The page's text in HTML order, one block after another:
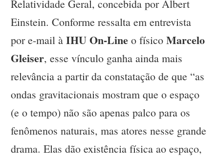
Relatividade Geral, concebida por Albert
Einstein. Conforme ressalta em entrevista
por e-mail àIHU On-Line o físicoMarcelo
Gleiser, esse vínculo ganha ainda mais
relevância a partir da constatação de que “as
ondas gravitacionais mostram que o espaço
(e o tempo) não são apenas palco para os
fenômenos naturais, mas atores nesse grande
drama. Elas dão existência física ao espaço,